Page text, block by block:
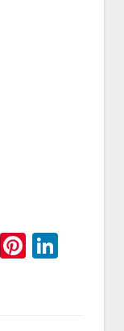
Twitter